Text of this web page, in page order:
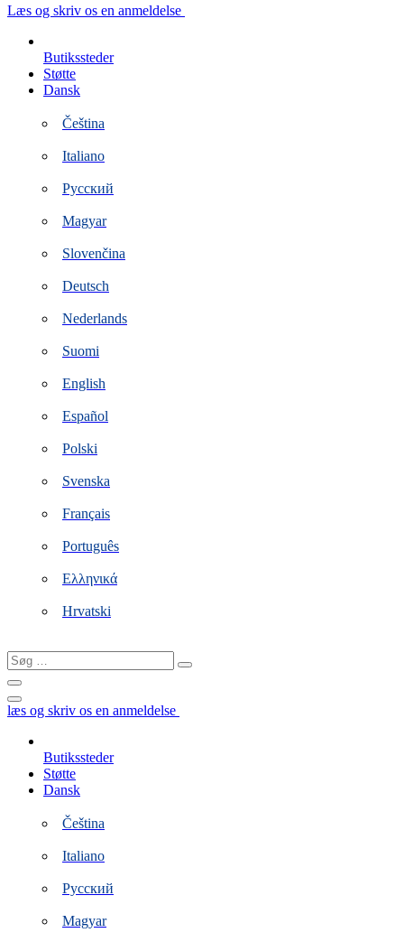
Spring
indhold
Læs og skriv os en anmeldelse
Butikssteder
Støtte
Dansk
Čeština
Italiano
Русский
Magyar
Slovenčina
Deutsch
Nederlands
Suomi
English
Español
Polski
Svenska
Français
Português
Ελληνικά
Hrvatski
Søg
…
læs og skriv os en anmeldelse
Butikssteder
Støtte
Dansk
Čeština
Italiano
Русский
Magyar